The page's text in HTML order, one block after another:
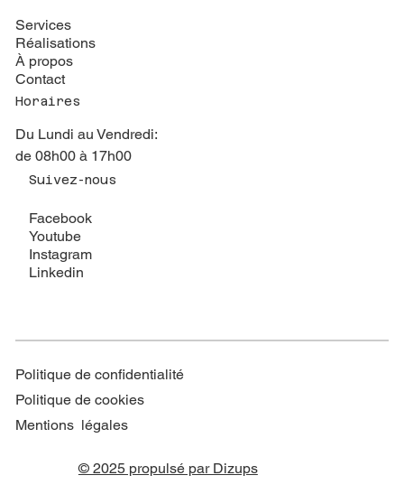
Services
Réalisations
À propos
Contact
Horaires
Du Lundi au Vendredi:
de 08h00 à 17h00
Suivez-nous
Facebook
Youtube
Instagram
Linkedin
Politique de confidentialité
Politique de cookies
Mentions légales
© 2025 propulsé par Dizups